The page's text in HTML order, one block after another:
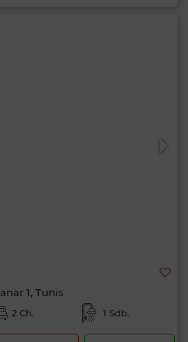
1, Tunis
2 Ch. 1 Sdb.